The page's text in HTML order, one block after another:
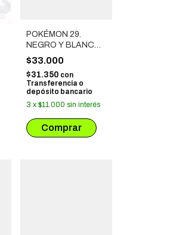
POKÉMON 29.
NEGRO Y BLANCO
4
$33.000
$31.350 con
Transferencia o
depósito bancario
3 x $11.000 sin interés